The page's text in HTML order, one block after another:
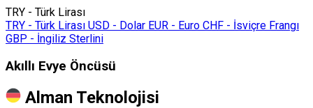
TRY - Türk Lirası
TRY - Türk Lirası USD - Dolar EUR - Euro CHF - İsviçre Frangı
GBP - İngiliz Sterlini
Akıllı Evye Öncüsü
Alman Teknolojisi